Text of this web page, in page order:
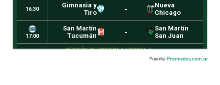
Fuente: Promiedos.com.ar